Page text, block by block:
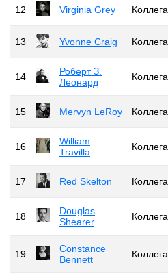
12 Virginia Grey Коллега
13 Yvonne Craig Коллега
14
Роберт З.
Леонард
Коллега
15 Mervyn LeRoy Коллега
16
William
Travilla
Коллега
17 Red Skelton Коллега
18
Douglas
Shearer
Коллега
19
Constance
Bennett
Коллега